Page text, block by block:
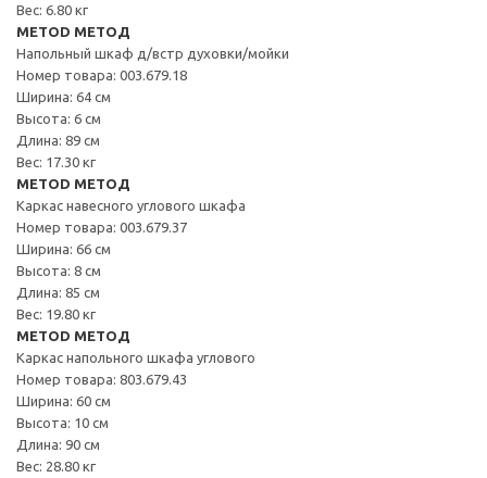
Вес: 6.80 кг
METOD МЕТОД
Напольный шкаф д/встр духовки/мойки
Номер товара: 003.679.18
Ширина: 64 см
Высота: 6 см
Длина: 89 см
Вес: 17.30 кг
METOD МЕТОД
Каркас навесного углового шкафа
Номер товара: 003.679.37
Ширина: 66 см
Высота: 8 см
Длина: 85 см
Вес: 19.80 кг
METOD МЕТОД
Каркас напольного шкафа углового
Номер товара: 803.679.43
Ширина: 60 см
Высота: 10 см
Длина: 90 см
Вес: 28.80 кг